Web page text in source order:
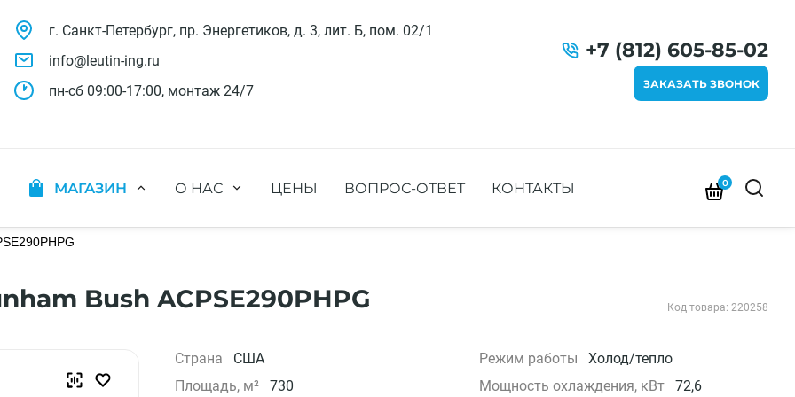
г. Санкт-Петербург, пр. Энергетиков, д. 3, лит. Б, пом. 02/1
info@leutin-ing.ru
пн-сб 09:00-17:00, монтаж 24/7
+7 (812) 605-85-02
ЗАКАЗАТЬ ЗВОНОК
МАГАЗИН
Настенные кондиционеры
Кассетные кондиционеры
Напольно-потолочные кондиционеры
Колонные кондиционеры
О НАС
Сотрудники компании
Наши бренды
Вакансии
ЦЕНЫ ВОПРОС-ОТВЕТ КОНТАКТЫ 0
Bush ACPSE290PHPG Код товара: 220258
Страна США Режим работы
Холод/тепло
Площадь, м²
730 Мощность охлаждения, кВт
72,6